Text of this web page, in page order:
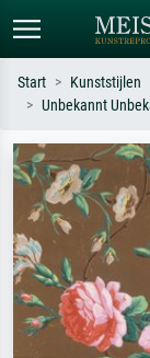
Zoek op kunstenaar,
Monet, Sterrennacht,
Hokusai-golf,
Start Kunststijlen
Unbekannt